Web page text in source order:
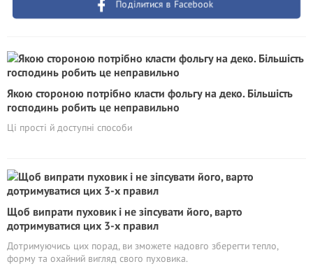
Поділитися в Facebook
Якою стороною потрібно класти фольгу на деко. Більшість
господинь робить це неправильно
Ці прості й доступні способи
Щоб випрати пуховик і не зіпсувати його, варто
дотримуватися цих 3-х правил
Дотримуючись цих порад, ви зможете надовго зберегти тепло,
форму та охайний вигляд свого пуховика.